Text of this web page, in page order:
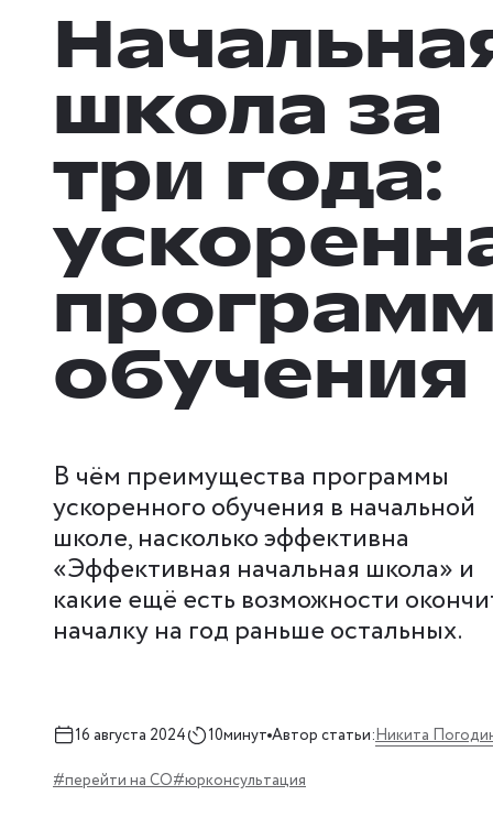
школа за
три года:
обучения
В чём преимущества программы
ускоренного обучения в начальной
школе, насколько эффективна
«Эффективная начальная школа» и
какие ещё есть возможности
началку на год раньше остальных.
16 августа 2024 10минут Автор статьи:Никита
#перейти на СО#юрконсультация